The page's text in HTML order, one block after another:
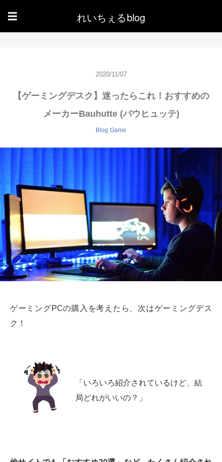
☰ れいちぇるblog
2020/11/07
【ゲーミングデスク】迷ったらこれ！おすすめの
メーカーBauhutte (バウヒュッテ)
Blog Game
ゲーミングPCの購入を考えたら、次はゲーミングデス
ク！
「いろいろ紹介されているけど、結
局どれがいいの？」